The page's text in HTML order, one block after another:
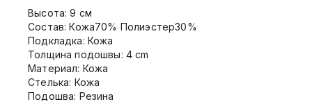
Высота: 9 см
Состав: Кожа70% Полиэстер30%
Подкладка: Кожа
Толщина подошвы: 4 cm
Материал: Кожа
Стелька: Кожа
Подошва: Резина